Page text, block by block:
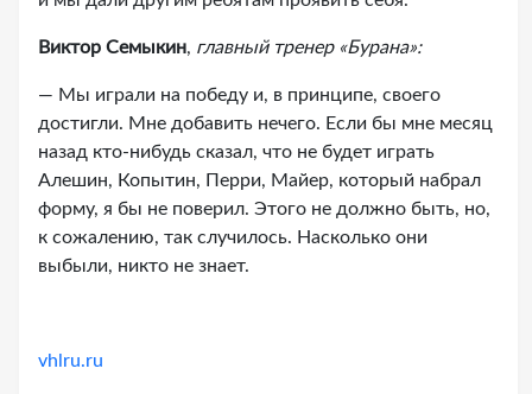
Виктор Семыкин, главный тренер «Бурана»:
— Мы играли на победу и, в принципе, своего
достигли. Мне добавить нечего. Если бы мне месяц
назад кто-нибудь сказал, что не будет играть
Алешин, Копытин, Перри, Майер, который набрал
форму, я бы не поверил. Этого не должно быть, но,
к сожалению, так случилось. Насколько они
выбыли, никто не знает.
vhlru.ru